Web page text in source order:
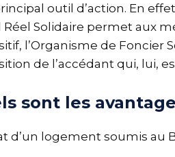
outil d’action. En
Réel Solidaire permet aux
l’Organisme de Foncier
de l’accédant qui, lui,
sont les
d’un logement soumis